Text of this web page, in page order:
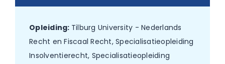
Opleiding: Tilburg University - Nederlands
Recht en Fiscaal Recht, Specialisatieopleiding
Insolventierecht, Specialisatieopleiding